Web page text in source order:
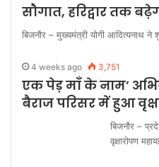
सौगात, हरिद्वार तक
बिजनौर – मुख्यमंत्री योगी आदित्यनाथ ने
4 weeks ago 3,751
एक पेड़ माँ के नाम’
बैराज परिसर में हुआ
बिजनौर –
वृक्षारोपण